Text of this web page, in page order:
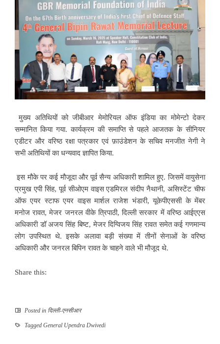
मुख्य अतिथियों को जीबीआर मेमोरियल ऑफ इंडिया का मोमेन्टो देकर
सम्मानित किया गया. कार्यक्रम की समाप्ति से पहले आजतक के सीनियर
एडीटर और वरिष्ठ रक्षा पत्रकार एवं फ़ाउंडेशन के सचिव मनजीत नेगी ने
सभी अतिथियों का धन्यवाद ज्ञापित किया.
इस मौके पर कई मौजूदा और पूर्व सैन्य अधिकारी शामिल हुए. जिसमें वायुसेना
प्रमुख एपी सिंह, पूर्व सीओएम वाइस एडमिरल संदीप नैथानी, अ​सिस्टेंट चीफ
ऑफ एयर स्टाफ एयर वाइस मार्शल राजेश भंडारी, यूकेपीएससी के मेंबर
मनोज रावत, मेजर जनरल वीके त्रिपाठी, दिल्ली सरकार में वरिष्ठ आईएएस
अधिकारी डॉ अजय सिंह बि​ष्ट, मेजर दिग्विजय सिंह रावत समेत कई गणमान्य
लोग उपस्थित थे. इसके अलावा बड़ी संख्या में तीनों सेनाओं के वरिष्ठ
अधिकारी और जनरल बिपिन रावत के चाहने वाले भी मौजूद थे.
Share this:
Posted in दिल्ली-एनसीआर
Tagged General Upendra Dwivedi